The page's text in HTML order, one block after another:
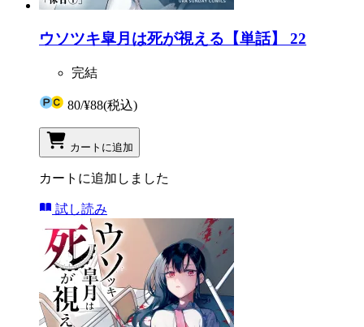
ウソツキ皐月は死が視える【単話】 22
完結
80/¥88(税込)
カートに追加
カートに追加しました
試し読み